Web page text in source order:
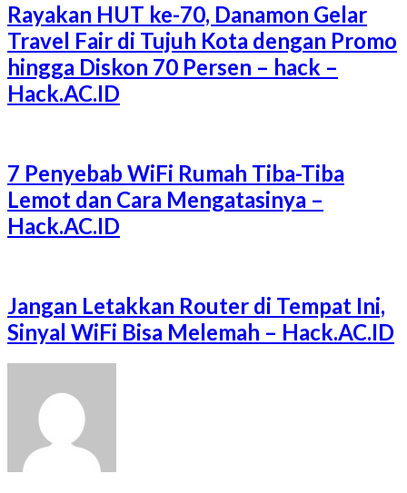
Rayakan HUT ke-70, Danamon Gelar
Travel Fair di Tujuh Kota dengan Promo
hingga Diskon 70 Persen – hack –
Hack.AC.ID
7 Penyebab WiFi Rumah Tiba-Tiba
Lemot dan Cara Mengatasinya –
Hack.AC.ID
Jangan Letakkan Router di Tempat Ini,
Sinyal WiFi Bisa Melemah – Hack.AC.ID